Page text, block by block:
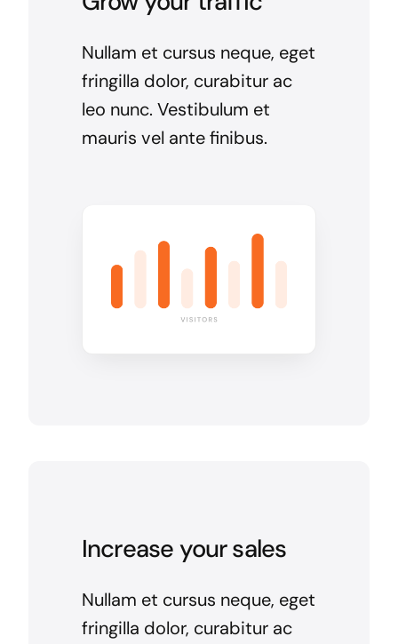
Nullam et cursus neque, eget
fringilla dolor, curabitur ac
leo nunc. Vestibulum et
mauris vel ante finibus.
Increase your sales
Nullam et cursus neque, eget
fringilla dolor, curabitur ac